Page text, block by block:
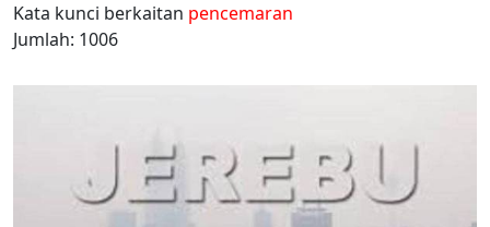
Kata kunci berkaitan pencemaran
Jumlah: 1006